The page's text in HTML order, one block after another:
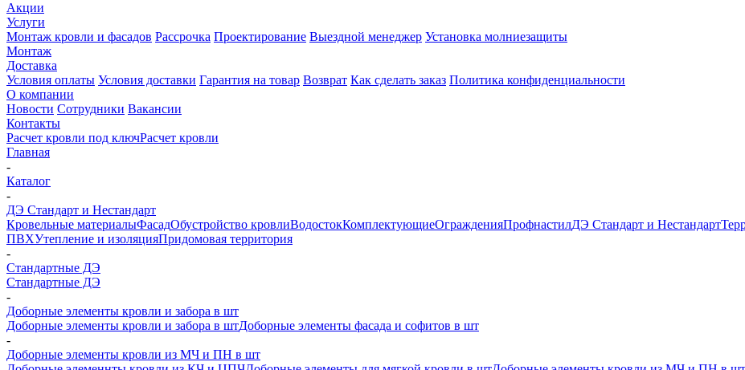
Акции
Услуги
Монтаж кровли и фасадов Рассрочка Проектирование Выездной менеджер Установка молниезащиты
Монтаж
Доставка
Условия оплаты Условия доставки Гарантия на товар Возврат Как сделать заказ Политика конфиденциальности
О компании
Новости Сотрудники Вакансии
Контакты
Расчет кровли под ключРасчет кровли
Главная
-
Каталог
-
ДЭ Стандарт и Нестандарт
Кровельные материалыФасадОбустройство кровлиВодостокКомплектующиеОгражденияПрофнастилДЭ Стандарт и Нестандарт
ПВХУтепление и изоляцияПридомовая территория
-
Стандартные ДЭ
Стандартные ДЭ
-
Доборные элементы кровли и забора в шт
Доборные элементы кровли и забора в штДоборные элементы фасада и софитов в шт
-
Доборные элементы кровли из МЧ и ПН в шт